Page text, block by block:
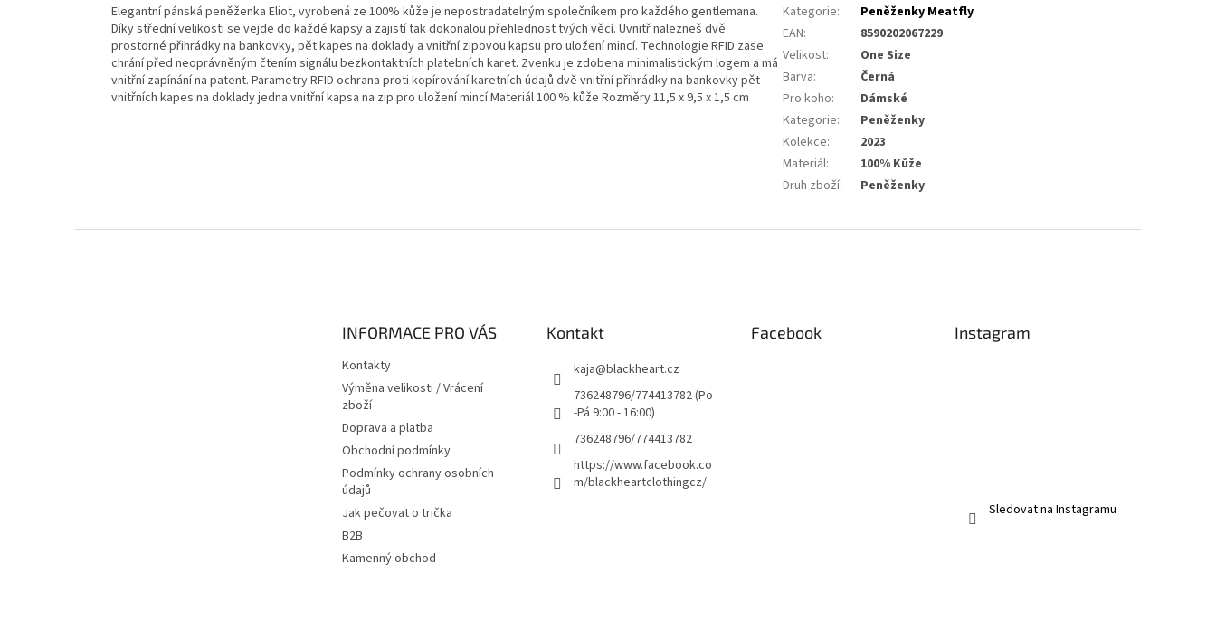
Elegantní pánská peněženka Eliot, vyrobená ze 100% kůže je nepostradatelným společníkem pro každého gentlemana.
Díky střední velikosti se vejde do každé kapsy a zajistí tak dokonalou přehlednost tvých věcí. Uvnitř nalezneš dvě
prostorné přihrádky na bankovky, pět kapes na doklady a vnitřní zipovou kapsu pro uložení mincí. Technologie RFID zase
chrání před neoprávněným čtením signálu bezkontaktních platebních karet. Zvenku je zdobena minimalistickým logem a má
vnitřní zapínání na patent. Parametry RFID ochrana proti kopírování karetních údajů dvě vnitřní přihrádky na bankovky pět
vnitřních kapes na doklady jedna vnitřní kapsa na zip pro uložení mincí Materiál 100 % kůže Rozměry 11,5 x 9,5 x 1,5 cm
Kategorie:
Peněženky Meatfly
EAN:
8590202067229
Velikost:
One Size
Barva:
Černá
Pro koho:
Dámské
Kategorie:
Peněženky
Kolekce:
2023
Materiál:
100% Kůže
Druh zboží: Peněženky
INFORMACE PRO VÁS
Kontakty
Výměna velikosti / Vrácení
zboží
Doprava a platba
Obchodní podmínky
Podmínky ochrany osobních
údajů
Jak pečovat o trička
B2B
Kamenný obchod
Kontakt
kaja@blackheart.cz
736248796/774413782 (Po
-Pá 9:00 - 16:00)
736248796/774413782
https://www.facebook.co
m/blackheartclothingcz/
Facebook Instagram
Sledovat na Instagramu